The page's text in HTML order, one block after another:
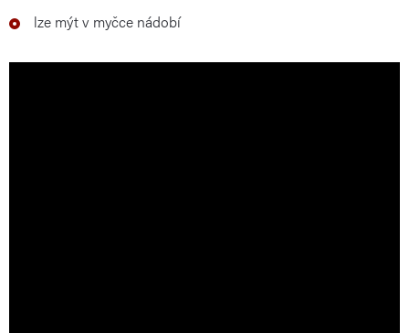
lze mýt v myčce nádobí